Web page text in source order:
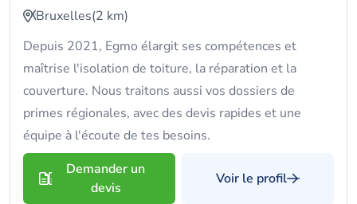
Bruxelles(2 km)
Depuis 2021, Egmo élargit ses compétences et
maîtrise l'isolation de toiture, la réparation et la
couverture. Nous traitons aussi vos dossiers de
primes régionales, avec des devis rapides et une
équipe à l'écoute de tes besoins.
Demander un
devis
Voir le profil